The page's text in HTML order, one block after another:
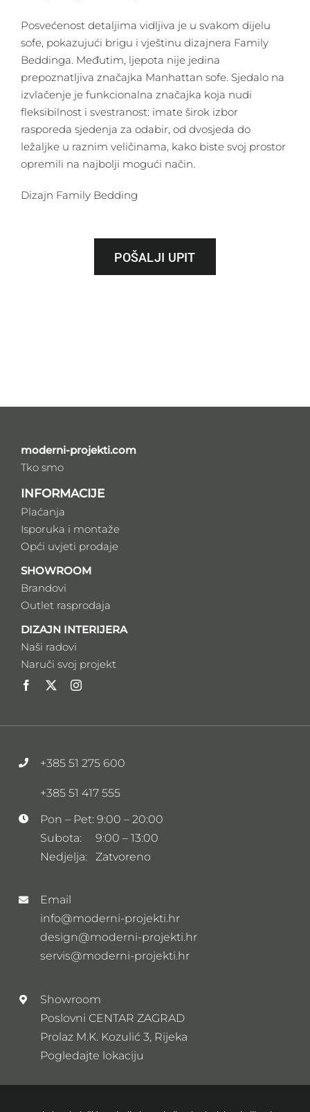
Posvećenost detaljima vidljiva je u svakom dijelu
sofe, pokazujući brigu i vještinu dizajnera Family
Beddinga. Međutim, ljepota nije jedina
prepoznatljiva značajka Manhattan sofe. Sjedalo na
izvlačenje je funkcionalna značajka koja nudi
fleksibilnost i svestranost: imate širok izbor
rasporeda sjedenja za odabir, od dvosjeda do
ležaljke u raznim veličinama, kako biste svoj prostor
opremili na najbolji mogući način.
Dizajn Family Bedding
POŠALJI UPIT
moderni-projekti.com
Tko smo
INFORMACIJE
Plaćanja
Isporuka i montaže
Opći uvjeti prodaje
SHOWROOM
Brandovi
Outlet rasprodaja
DIZAJN INTERIJERA
Naši radovi
Naruči svoj projekt
+385 51 275 600
+385 51 417 555
Pon – Pet: 9:00 – 20:00
Subota: 9:00 – 13:00
Nedjelja: Zatvoreno
Email
info@moderni-projekti.hr
design@moderni-projekti.hr
servis@moderni-projekti.hr
Showroom
Poslovni CENTAR ZAGRAD
Prolaz M.K. Kozulić 3, Rijeka
Pogledajte lokaciju